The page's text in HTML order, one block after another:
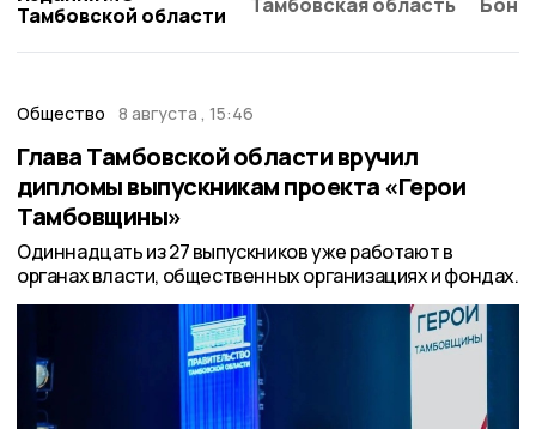
Тамбовской области
Общество 8 августа , 15:46
Глава Тамбовской области вручил
дипломы выпускникам проекта «Герои
Тамбовщины»
Одиннадцать из 27 выпускников уже работают в
органах власти, общественных организациях и фондах.